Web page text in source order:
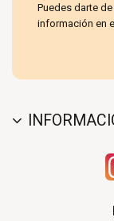
Puedes darte
información en